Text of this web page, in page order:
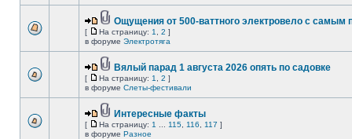
Ощущения от 500-ваттного электровело с самым
[ На страницу: 1 2 ]
в форуме Электротяга
Вялый парад 1 августа 2026 опять по садовке
[ На страницу: 1 2 ]
в форуме Слеты-фестивали
Интересные факты
[ На страницу: 1 115 116 117 ]
в форуме Разное